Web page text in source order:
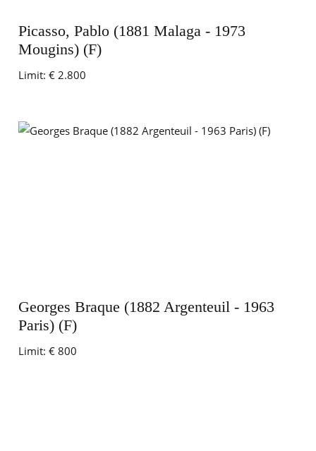
Picasso, Pablo (1881 Malaga - 1973
Mougins) (F)
Limit: € 2.800
Georges Braque (1882 Argenteuil - 1963
Paris) (F)
Limit: € 800